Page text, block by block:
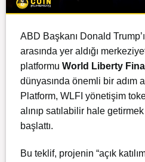
ABD Başkanı Donald
arasında yer aldığı
platformu World Liberty
dünyasında önemli bir adım
Platform, WLFI yönetişim
alınıp satılabilir hale
başlattı.
Bu teklif, projenin “açık